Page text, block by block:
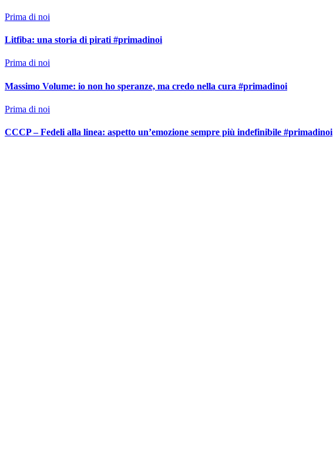
Prima di noi
Litfiba: una storia di pirati #primadinoi
Prima di noi
Massimo Volume: io non ho speranze, ma credo nella cura #primadinoi
Prima di noi
CCCP – Fedeli alla linea: aspetto un’emozione sempre più indefinibile #primadinoi